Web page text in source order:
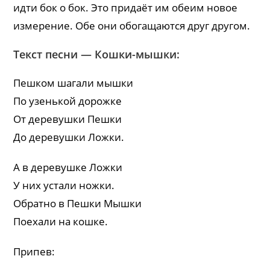
идти бок о бок. Это придаёт им обеим новое
измерение. Обе они обогащаются друг другом.
Текст песни — Кошки-мышки:
Пешком шагали мышки
По узенькой дорожке
От деревушки Пешки
До деревушки Ложки.
А в деревушке Ложки
У них устали ножки.
Обратно в Пешки Мышки
Поехали на кошке.
Припев: